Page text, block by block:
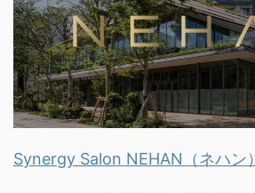
Synergy Salon NEHAN（ネハン）